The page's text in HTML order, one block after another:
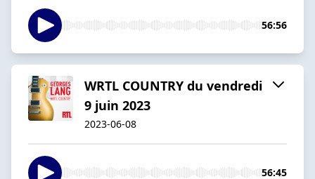
56:56
WRTL COUNTRY du vendredi
9 juin 2023
2023-06-08
56:45